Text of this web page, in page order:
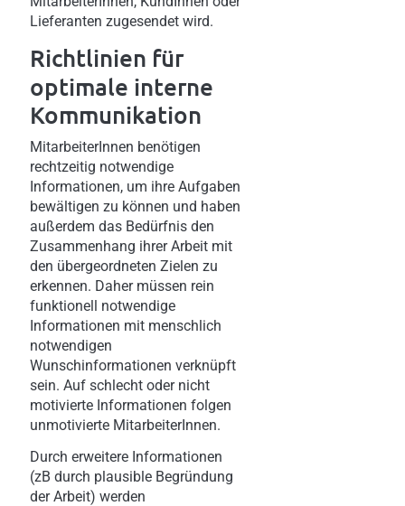
Lieferanten zugesendet wird.
Richtlinien für
optimale interne
Kommunikation
MitarbeiterInnen benötigen
rechtzeitig notwendige
Informationen, um ihre Aufgaben
bewältigen zu können und haben
außerdem das Bedürfnis den
Zusammenhang ihrer Arbeit mit
den übergeordneten Zielen zu
erkennen. Daher müssen rein
funktionell notwendige
Informationen mit menschlich
notwendigen
Wunschinformationen verknüpft
sein. Auf schlecht oder nicht
motivierte Informationen folgen
unmotivierte MitarbeiterInnen.
Durch erweitere Informationen
(zB durch plausible Begründung
der Arbeit) werden